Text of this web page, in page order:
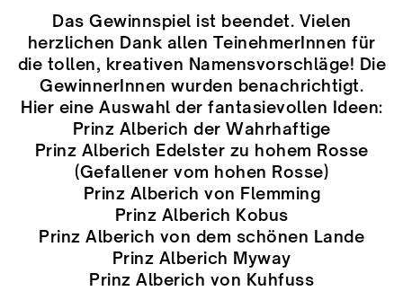
Das Gewinnspiel ist beendet. Vielen
herzlichen Dank allen TeinehmerInnen für
die tollen, kreativen Namensvorschläge! Die
GewinnerInnen wurden benachrichtigt.
Hier eine Auswahl der fantasievollen Ideen:
Prinz Alberich der Wahrhaftige
Prinz Alberich Edelster zu hohem Rosse
(Gefallener vom hohen Rosse)
Prinz Alberich von Flemming
Prinz Alberich Kobus
Prinz Alberich von dem schönen Lande
Prinz Alberich Myway
Prinz Alberich von Kuhfuss